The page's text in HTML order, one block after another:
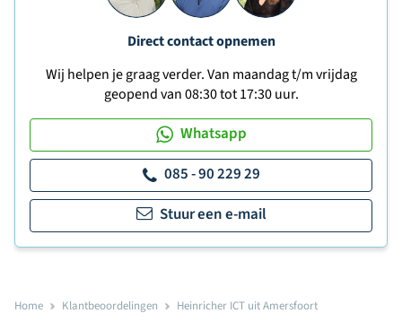
Direct contact opnemen
Wij helpen je graag verder. Van maandag t/m vrijdag
geopend van 08:30 tot 17:30 uur.
Whatsapp
085 - 90 229 29
Stuur een e-mail
Home Klantbeoordelingen Heinricher ICT uit Amersfoort